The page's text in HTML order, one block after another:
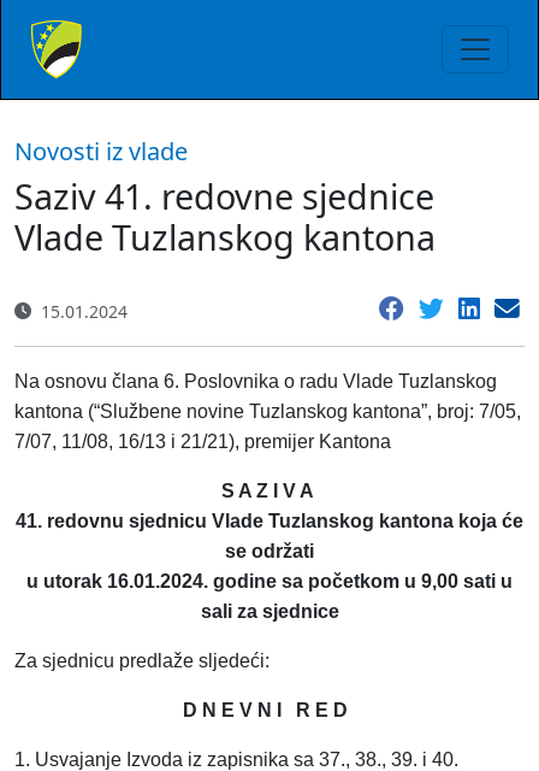
Novosti iz vlade
Saziv 41. redovne sjednice
Vlade Tuzlanskog kantona
15.01.2024
Na osnovu člana 6. Poslovnika o radu Vlade Tuzlanskog
kantona (“Službene novine Tuzlanskog kantona”, broj: 7/05,
7/07, 11/08, 16/13 i 21/21), premijer Kantona
S A Z I V A
41. redovnu sjednicu Vlade Tuzlanskog kantona koja će
se održati
u utorak 16.01.2024. godine sa početkom u 9,00 sati u
sali za sjednice
Za sjednicu predlaže sljedeći:
D N E V N I R E D
1. Usvajanje Izvoda iz zapisnika sa 37., 38., 39. i 40.